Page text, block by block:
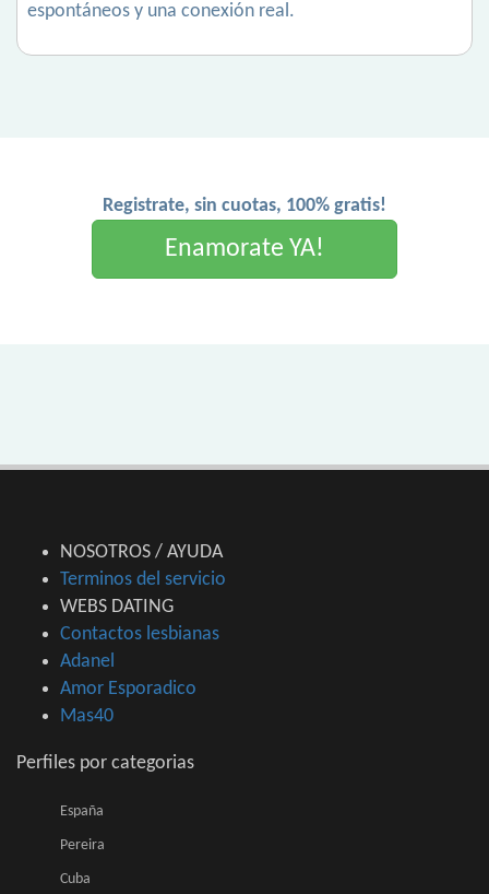
espontáneos y una conexión real.
Registrate, sin cuotas, 100% gratis!
Enamorate YA!
NOSOTROS / AYUDA
Terminos del servicio
WEBS DATING
Contactos lesbianas
Adanel
Amor Esporadico
Mas40
Perfiles por categorias
España
Pereira
Cuba